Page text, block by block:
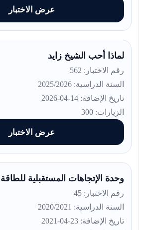
عرض الاختبار
لماذا أحب الشيخ زايد
رقم الاختبار: 562
السنة الدراسية: 2025/2026
تاريخ الإضافة: 14-04-2026
الزيارات: 300
عرض الاختبار
وحدة الإتجاهات المستقبلية للطاقة
رقم الاختبار: 45
السنة الدراسية: 2020/2021
تاريخ الإضافة: 23-04-2021